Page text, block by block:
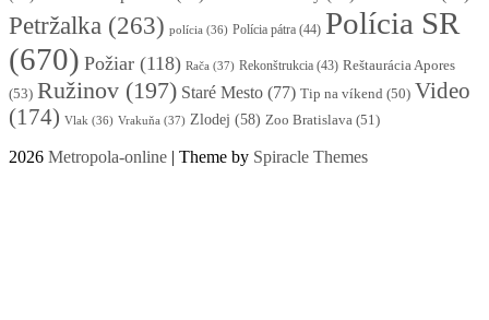
Petržalka (263) polícia (36) Polícia pátra (44) Polícia SR
(670) Požiar (118) Rača (37) Rekonštrukcia (43) Reštaurácia Apores
(53) Ružinov (197) Staré Mesto (77) Tip na víkend (50) Video
(174) Vlak (36) Vrakuňa (37) Zlodej (58) Zoo Bratislava (51)
2026 Metropola-online | Theme by Spiracle Themes